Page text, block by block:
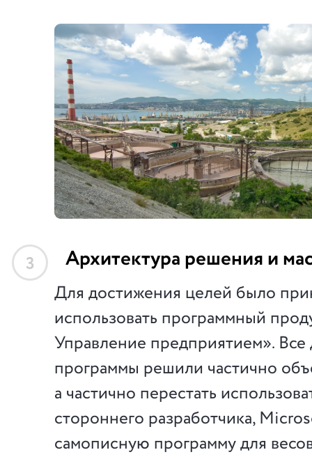
3 Архитектура решения и
Для достижения целей было
использовать программный
Управление предприятием».
программы решили частично
а частично перестать
стороннего разработчика,
самописную программу для